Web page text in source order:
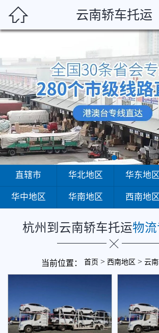
杭
 云南轿车托运
直辖市 华北地区 华东地区
华中地区 华南地区 西南地区
杭州到云南轿车托运物流
当前位置： 首页 > 西南地区 > 云